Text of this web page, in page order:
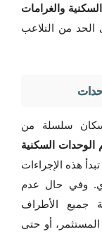
والغرامات
الحد من التلاعب
سلسلة من
السكنية
هذه الإجراءات
وفي حال عدم
جميع الأطراف
المستثمر، أو حتى